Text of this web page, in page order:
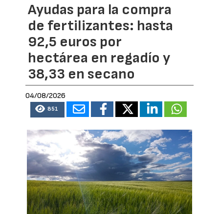
Ayudas para la compra
de fertilizantes: hasta
92,5 euros por
hectárea en regadío y
38,33 en secano
04/08/2026
851